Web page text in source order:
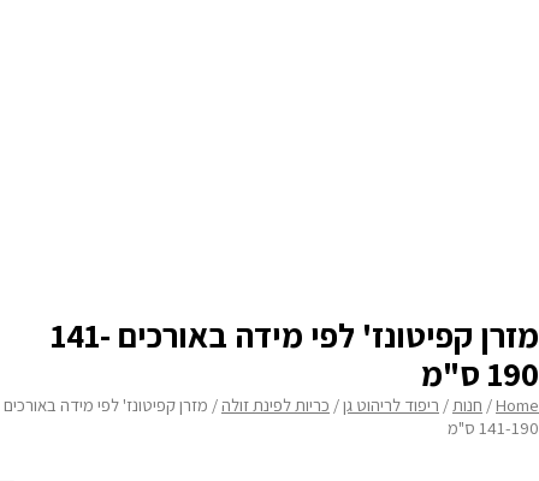
אודות
מזרן קפיטונז' לפי מידה באורכים 141-
190 ס"מ
Home
/ חנות/ ריפוד לריהוט גן/ כריות לפינת זולה / מזרן קפיטונז' לפי מידה באורכים
141-190 ס"מ